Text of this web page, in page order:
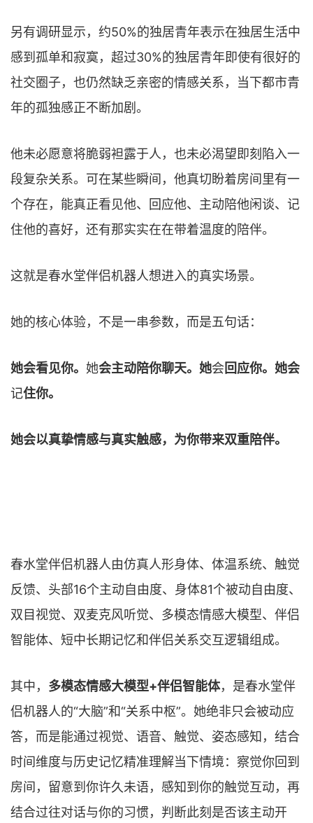
另有调研显示，约50%的独居青年表示在独居生活中
感到孤单和寂寞，超过30%的独居青年即使有很好的
社交圈子，也仍然缺乏亲密的情感关系，当下都市青
年的孤独感正不断加剧。
他未必愿意将脆弱袒露于人，也未必渴望即刻陷入一
段复杂关系。可在某些瞬间，他真切盼着房间里有一
个存在，能真正看见他、回应他、主动陪他闲谈、记
住他的喜好，还有那实实在在带着温度的陪伴。
这就是春水堂伴侣机器人想进入的真实场景。
她的核心体验，不是一串参数，而是五句话：
她会看见你。 她会主动陪你聊天。她会回应你。她会
记住你。
她会以真挚情感与真实触感，为你带来双重陪伴。
春水堂伴侣机器人由仿真人形身体、体温系统、触觉
反馈、头部16个主动自由度、身体81个被动自由度、
双目视觉、双麦克风听觉、多模态情感大模型、伴侣
智能体、短中长期记忆和伴侣关系交互逻辑组成。
其中， 多模态情感大模型+伴侣智能体，是春水堂伴
侣机器人的“大脑”和“关系中枢”。她绝非只会被动应
答，而是能通过视觉、语音、触觉、姿态感知，结合
时间维度与历史记忆精准理解当下情境：察觉你回到
房间，留意到你许久未语，感知到你的触觉互动，再
结合过往对话与你的习惯，判断此刻是否该主动开